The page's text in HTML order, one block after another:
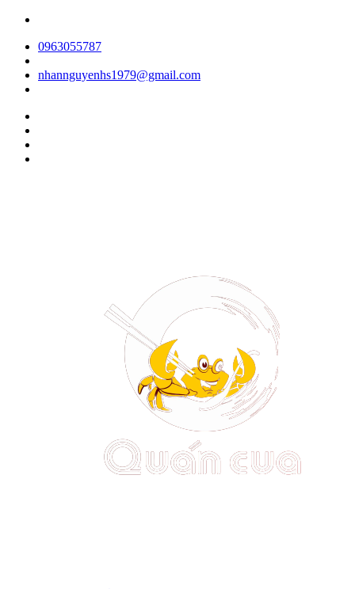
0963055787
nhannguyenhs1979@gmail.com